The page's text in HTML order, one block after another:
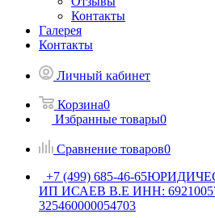
Контакты
Галерея
Контакты
Личный кабинет
Корзина0
Избранные товары0
Сравнение товаров0
+7 (499) 685-46-65
ИП ИСАЕВ В.Е ИНН:
325460000054703